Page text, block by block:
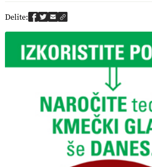
Delite: